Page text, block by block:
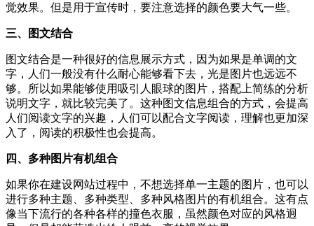
觉效果。但是用于宣传时，要注意选择的颜色要大气一些。
三、图文结合
图文结合是一种很好的信息展示方式，因为如果是单调的文
字，人们一般没有什么耐心能够看下去，光是图片也远远不
够。所以如果能够使用吸引人眼球的图片，搭配上简练的分析
说明文字，就比较完美了。这种图文信息组合的方式，会提高
人们阅读文字的兴趣，人们可以配合文字阅读，理解也更加深
入了，阅读的积极性也会提高。
四、多种图片有机组合
如果你在建设网站过程中，不想选择单一主题的图片，也可以
进行多种主题、多种类型、多种风格图片的有机组合。这有点
像当下流行的各种各样的撞色衣服，虽然颜色对应的风格迥